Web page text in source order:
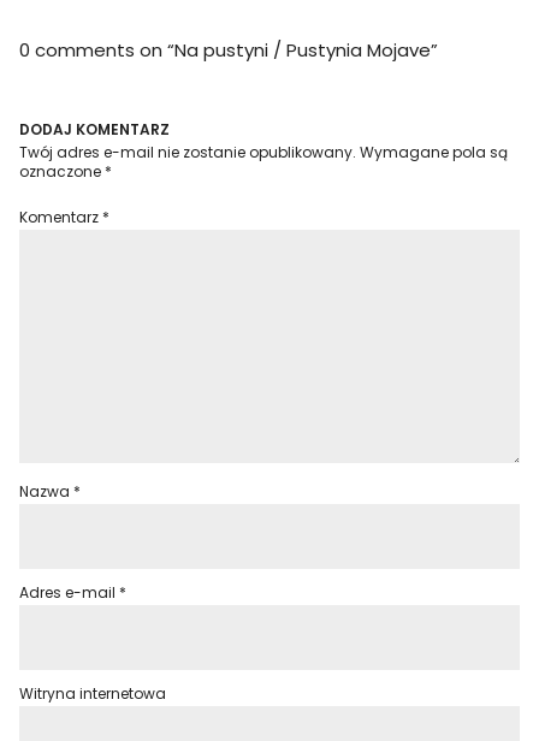
0 comments on “Na pustyni / Pustynia Mojave”
DODAJ KOMENTARZ
Twój adres e-mail nie zostanie opublikowany. Wymagane pola są
oznaczone *
Komentarz *
Nazwa *
Adres e-mail *
Witryna internetowa